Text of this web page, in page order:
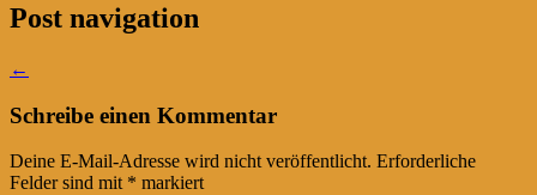
Post navigation
←
Schreibe einen Kommentar
Deine E-Mail-Adresse wird nicht veröffentlicht. Erforderliche
Felder sind mit * markiert